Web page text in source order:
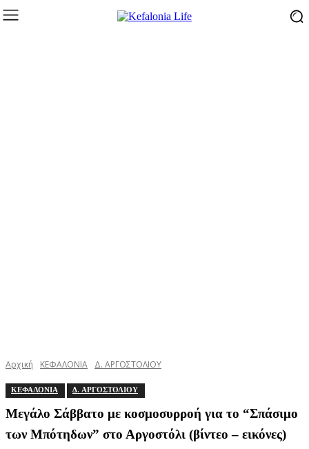
Αρχική ΚΕΦΑΛΟΝΙΑ Δ. ΑΡΓΟΣΤΟΛΙΟΥ
ΚΕΦΑΛΟΝΙΑ Δ. ΑΡΓΟΣΤΟΛΙΟΥ
Μεγάλο Σάββατο με κοσμοσυρροή για το “Σπάσιμο
των Μπότηδων” στο Αργοστόλι (βίντεο – εικόνες)